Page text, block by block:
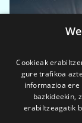
Cookieak
gure trafikoa
informazioa
bazkideekin,
erabiltzeagatik